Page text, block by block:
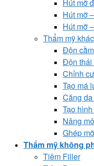
Hút mỡ
Hút mỡ
Hút mỡ
Thẩm mỹ khác
Độn cằm
Độn thái
Chỉnh
Tạo má
Căng
Tạo
Nâng
Ghép
Thẩm mỹ không
Tiêm Filler